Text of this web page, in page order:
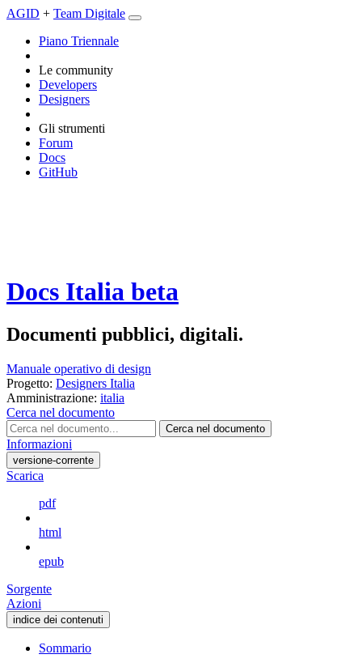
AGID + Team Digitale
Piano Triennale
Le community
Developers
Designers
Gli strumenti
Forum
Docs
GitHub
Docs Italia beta
Documenti pubblici, digitali.
Manuale operativo di design
Progetto: Designers Italia
Amministrazione: italia
Cerca nel documento
Cerca nel documento
Informazioni
versione-corrente
Scarica
pdf
html
epub
Sorgente
Azioni
indice dei contenuti
Sommario